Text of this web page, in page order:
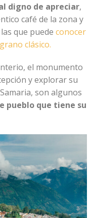
digno de apreciar,
café de la zona y
que puede conocer
clásico.
el monumento
y explorar su
son algunos
pueblo que tiene su